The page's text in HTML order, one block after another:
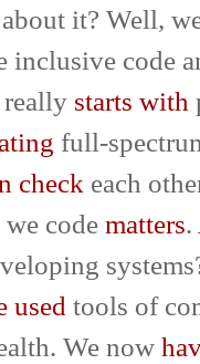
it? Well,
inclusive code
really starts with
full-
check each
code matters.
used tools of
We now